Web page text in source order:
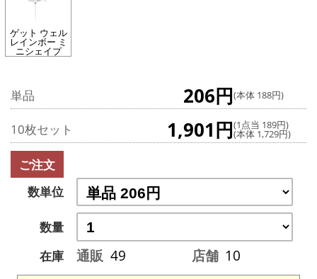
ゲット ウェル
レインボー ミ
ニシェイプ
単品 206円(本体 188円)
10枚セット 1,901円(1点当 189円)
(本体 1,729円)
ご注文
数単位
数量
在庫
通販 49 店舗 10